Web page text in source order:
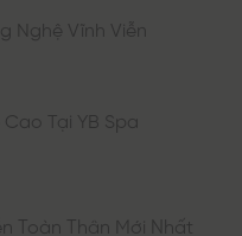
Nghệ Vĩnh Viễn
Tại YB Spa
Toàn Thân Mới Nhất